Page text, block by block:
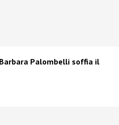
Barbara Palombelli soffia il